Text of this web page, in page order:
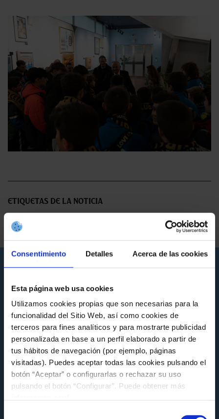
Consentimiento Detalles Acerca de las cookies
Esta página web usa cookies
Utilizamos cookies propias que son necesarias para la
funcionalidad del Sitio Web, así como cookies de
terceros para fines analíticos y para mostrarte publicidad
personalizada en base a un perfil elaborado a partir de
tus hábitos de navegación (por ejemplo, páginas
visitadas). Puedes aceptar todas las cookies pulsando el
botón “Aceptar” o configurarlas o rechazar su uso
pulsando el botón “Configurar”. Puede obtener más
Etiquetas de la noticia
FUNDACIÓN NOTICIAS FUNDACIÓN
Noticias que pueden interesarte